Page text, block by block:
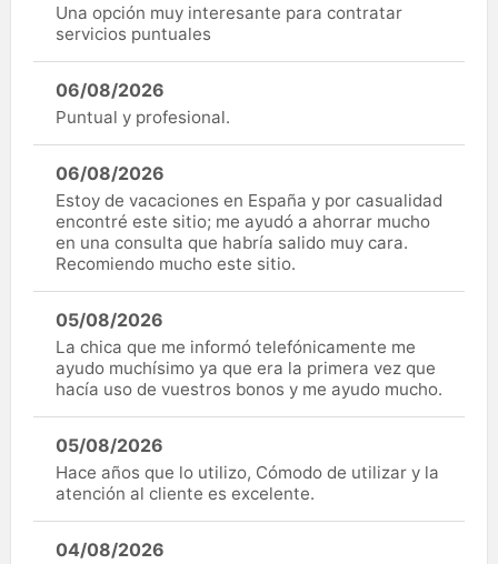
Una opción muy interesante para contratar
servicios puntuales
06/08/2026
Puntual y profesional.
06/08/2026
Estoy de vacaciones en España y por casualidad
encontré este sitio; me ayudó a ahorrar mucho
en una consulta que habría salido muy cara.
Recomiendo mucho este sitio.
05/08/2026
La chica que me informó telefónicamente me
ayudo muchísimo ya que era la primera vez que
hacía uso de vuestros bonos y me ayudo mucho.
05/08/2026
Hace años que lo utilizo, Cómodo de utilizar y la
atención al cliente es excelente.
04/08/2026